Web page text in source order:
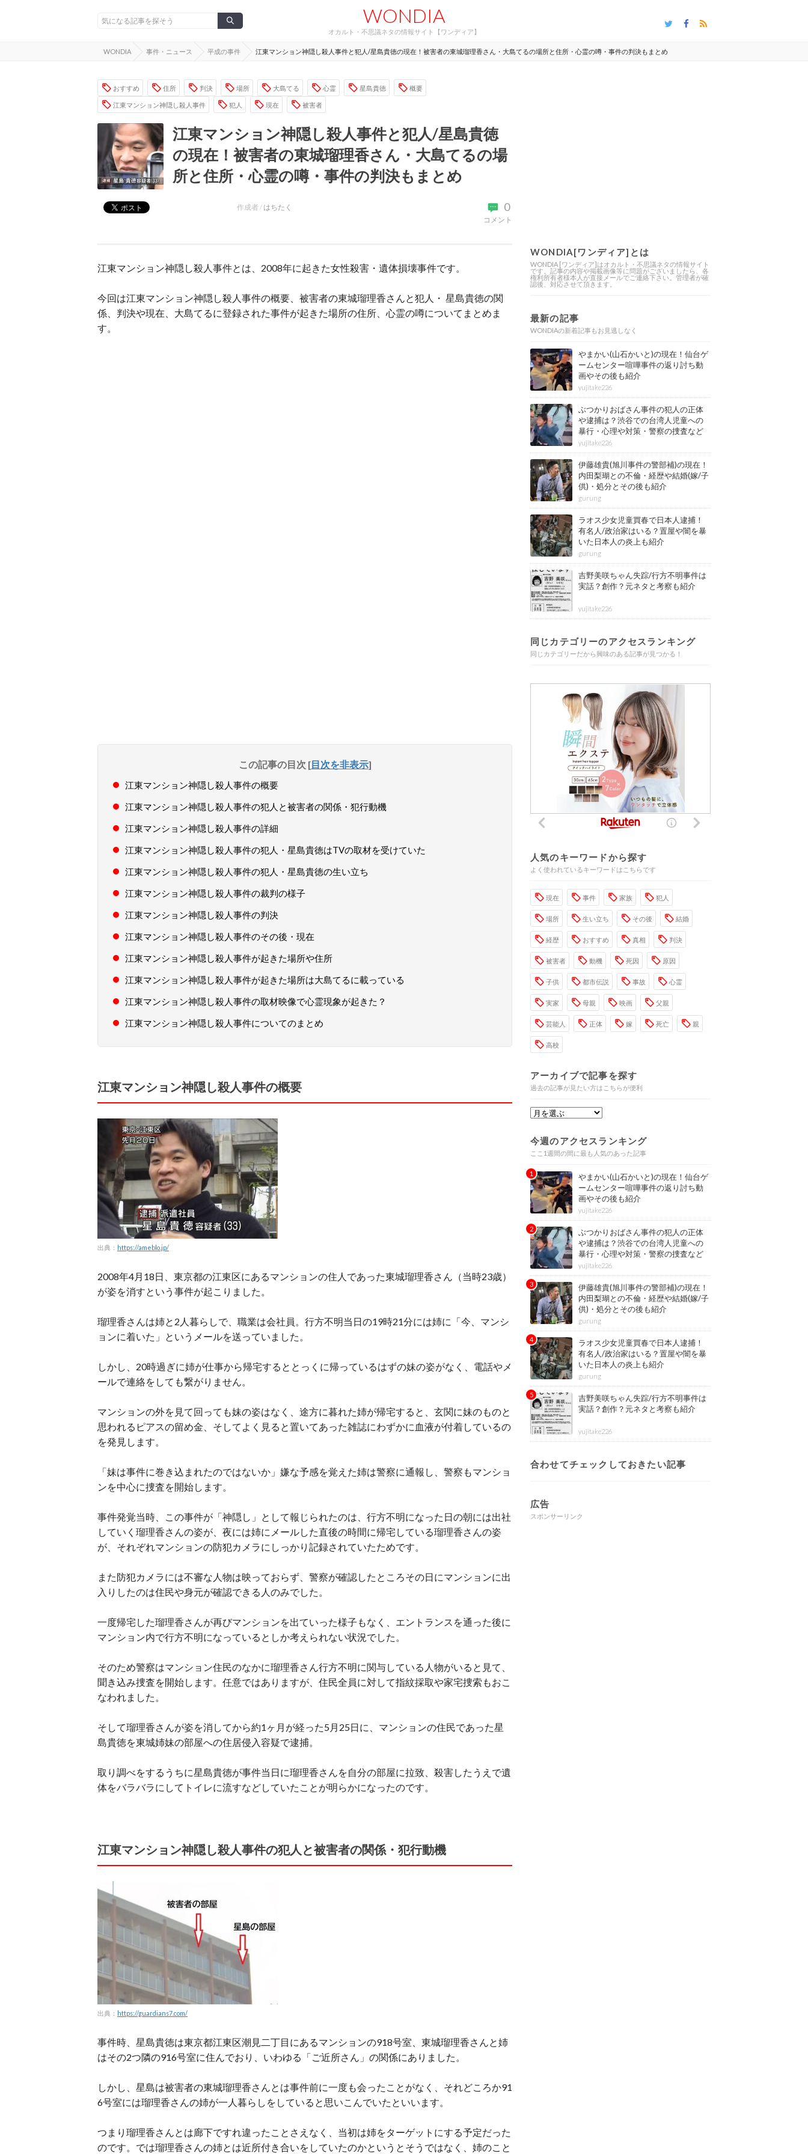
WONDIA
オカルト・不思議ネタの情報サイト【ワンディア】
WONDIA 事件・ニュース 平成の事件 江東マンション神隠し殺人事件と犯人/星島貴徳の現在！被害者の東城瑠理香さん・大島てるの場所と住所・心霊の噂・事件の判決もまとめ
おすすめ 住所 判決 場所 大島てる 心霊 星島貴徳 概要
江東マンション神隠し殺人事件 犯人 現在 被害者
江東マンション神隠し殺人事件と犯人/星島貴徳
の現在！被害者の東城瑠理香さん・大島てるの場
所と住所・心霊の噂・事件の判決もまとめ
0
コメント
作成者 / はちたく
江東マンション神隠し殺人事件とは、2008年に起きた女性殺害・遺体損壊事件です。
今回は江東マンション神隠し殺人事件の概要、被害者の東城瑠理香さんと犯人・ 星島貴徳の関
係、判決や現在、大島てるに登録された事件が起きた場所の住所、心霊の噂についてまとめま
す。
この記事の目次 [目次を非表示]
江東マンション神隠し殺人事件の概要
江東マンション神隠し殺人事件の犯人と被害者の関係・犯行動機
江東マンション神隠し殺人事件の詳細
江東マンション神隠し殺人事件の犯人・星島貴徳はTVの取材を受けていた
江東マンション神隠し殺人事件の犯人・星島貴徳の生い立ち
江東マンション神隠し殺人事件の裁判の様子
江東マンション神隠し殺人事件の判決
江東マンション神隠し殺人事件のその後・現在
江東マンション神隠し殺人事件が起きた場所や住所
江東マンション神隠し殺人事件が起きた場所は大島てるに載っている
江東マンション神隠し殺人事件の取材映像で心霊現象が起きた？
江東マンション神隠し殺人事件についてのまとめ
江東マンション神隠し殺人事件の概要
出典： https://ameblo.jp/
2008年4月18日、東京都の江東区にあるマンションの住人であった東城瑠理香さん（当時23歳）
が姿を消すという事件が起こりました。
瑠理香さんは姉と2人暮らしで、職業は会社員。行方不明当日の19時21分には姉に「今、マンシ
ョンに着いた」というメールを送っていました。
しかし、20時過ぎに姉が仕事から帰宅するととっくに帰っているはずの妹の姿がなく、電話やメ
ールで連絡をしても繋がりません。
マンションの外を見て回っても妹の姿はなく、途方に暮れた姉が帰宅すると、玄関に妹のものと
思われるピアスの留め金、そしてよく見ると置いてあった雑誌にわずかに血液が付着しているの
を発見します。
「妹は事件に巻き込まれたのではないか」嫌な予感を覚えた姉は警察に通報し、警察もマンショ
ンを中心に捜査を開始します。
事件発覚当時、この事件が「神隠し」として報じられたのは、行方不明になった日の朝には出社
していく瑠理香さんの姿が、夜には姉にメールした直後の時間に帰宅している瑠理香さんの姿
が、それぞれマンションの防犯カメラにしっかり記録されていたためです。
また防犯カメラには不審な人物は映っておらず、警察が確認したところその日にマンションに出
入りしたのは住民や身元が確認できる人のみでした。
一度帰宅した瑠理香さんが再びマンションを出ていった様子もなく、エントランスを通った後に
マンション内で行方不明になっているとしか考えられない状況でした。
そのため警察はマンション住民のなかに瑠理香さん行方不明に関与している人物がいると見て、
聞き込み捜査を開始します。任意ではありますが、住民全員に対して指紋採取や家宅捜索もおこ
なわれました。
そして瑠理香さんが姿を消してから約1ヶ月が経った5月25日に、マンションの住民であった星
島貴徳を東城姉妹の部屋への住居侵入容疑で逮捕。
取り調べをするうちに星島貴徳が事件当日に瑠理香さんを自分の部屋に拉致、殺害したうえで遺
体をバラバラにしてトイレに流すなどしていたことが明らかになったのです。
江東マンション神隠し殺人事件の犯人と被害者の関係・犯行動機
出典： https://guardians7.com/
事件時、星島貴徳は東京都江東区潮見二丁目にあるマンションの918号室、東城瑠理香さんと姉
はその2つ隣の916号室に住んでおり、いわゆる「ご近所さん」の関係にありました。
しかし、星島は被害者の東城瑠理香さんとは事件前に一度も会ったことがなく、それどころか91
6号室には瑠理香さんの姉が一人暮らしをしていると思いこんでいたといいます。
つまり瑠理香さんとは廊下ですれ違ったことさえなく、当初は姉をターゲットにする予定だった
のです。では瑠理香さんの姉とは近所付き合いをしていたのかというとそうではなく、姉のこと
WONDIA[ワンディア]とは
WONDIA [ワンディア]はオカルト・不思議ネタの情報サイト
です。記事の内容や掲載画像等に問題がございましたら、各
権利所有者様本人が直接メールでご連絡下さい。管理者が確
認後、対応させて頂きます。
最新の記事
WONDIAの新着記事もお見逃しなく
やまかい(山石かいと)の現在！仙台ゲ
ームセンター喧嘩事件の返り討ち動
画やその後も紹介
yujitake226
ぶつかりおばさん事件の犯人の正体
や逮捕は？渋谷での台湾人児童への
暴行・心理や対策・警察の捜査など
その後も紹介
yujitake226
伊藤雄貴(旭川事件の警部補)の現在！
内田梨瑚との不倫・経歴や結婚(嫁/子
供)・処分とその後も紹介
gurung
ラオス少女児童買春で日本人逮捕！
有名人/政治家はいる？置屋や闇を暴
いた日本人の炎上も紹介
gurung
吉野美咲ちゃん失踪/行方不明事件は
実話？創作？元ネタと考察も紹介
yujitake226
同じカテゴリーのアクセスランキング
同じカテゴリーだから興味のある記事が見つかる！
人気のキーワードから探す
よく使われているキーワードはこちらです
現在 事件 家族 犯人
場所 生い立ち その後 結婚
経歴 おすすめ 真相 判決
被害者 動機 死因 原因
子供 都市伝説 事故 心霊
実家 母親 映画 父親
芸能人 正体 嫁 死亡 親
高校
アーカイブで記事を探す
過去の記事が見たい方はこちらが便利
今週のアクセスランキング
ここ1週間の間に最も人気のあった記事
やまかい(山石かいと)の現在！仙台ゲ
ームセンター喧嘩事件の返り討ち動
画やその後も紹介
yujitake226
ぶつかりおばさん事件の犯人の正体
や逮捕は？渋谷での台湾人児童への
暴行・心理や対策・警察の捜査など
その後も紹介
yujitake226
伊藤雄貴(旭川事件の警部補)の現在！
内田梨瑚との不倫・経歴や結婚(嫁/子
供)・処分とその後も紹介
gurung
ラオス少女児童買春で日本人逮捕！
有名人/政治家はいる？置屋や闇を暴
いた日本人の炎上も紹介
gurung
吉野美咲ちゃん失踪/行方不明事件は
実話？創作？元ネタと考察も紹介
yujitake226
合わせてチェックしておきたい記事
広告
スポンサーリンク